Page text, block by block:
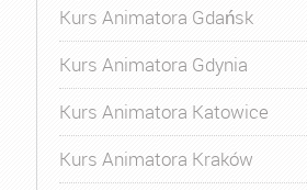
Kurs Animatora Gdańsk
Kurs Animatora Gdynia
Kurs Animatora Katowice
Kurs Animatora Kraków